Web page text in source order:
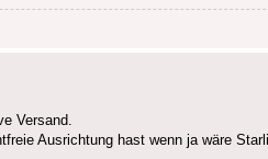
Versand.
Ausrichtung hast wenn ja wäre